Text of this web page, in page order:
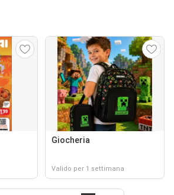
Giocheria
Valido per 1 settimana